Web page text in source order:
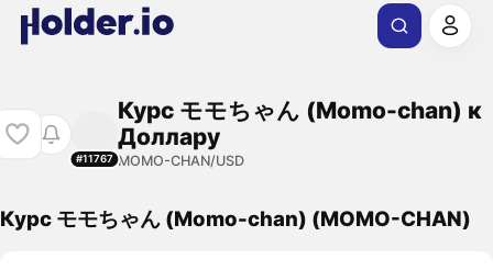
#11767
Курс モモちゃん (Momo-chan) к
Доллару
MOMO-CHAN/USD
Курс モモちゃん (Momo-chan) (MOMO-CHAN)